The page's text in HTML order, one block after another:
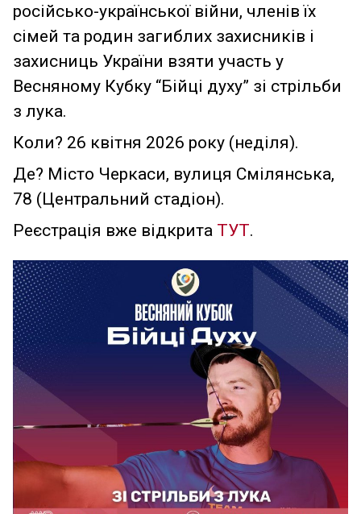
російсько-української війни, членів їх
сімей та родин загиблих захисників і
захисниць України взяти участь у
Весняному Кубку “Бійці духу” зі стрільби
з лука.
Коли? 26 квітня 2026 року (неділя).
Де? Місто Черкаси, вулиця Смілянська,
78 (Центральний стадіон).
Реєстрація вже відкрита ТУТ.